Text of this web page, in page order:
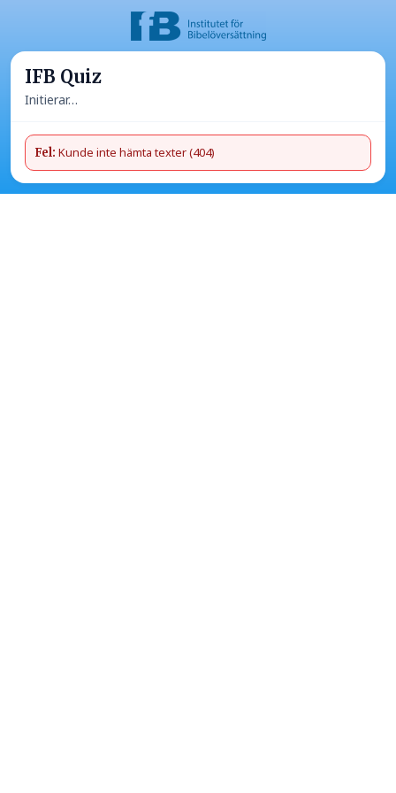
IFB Quiz
Initierar…
Fel: Kunde inte hämta texter (404)